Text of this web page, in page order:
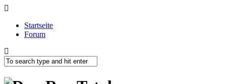
Startseite
Forum